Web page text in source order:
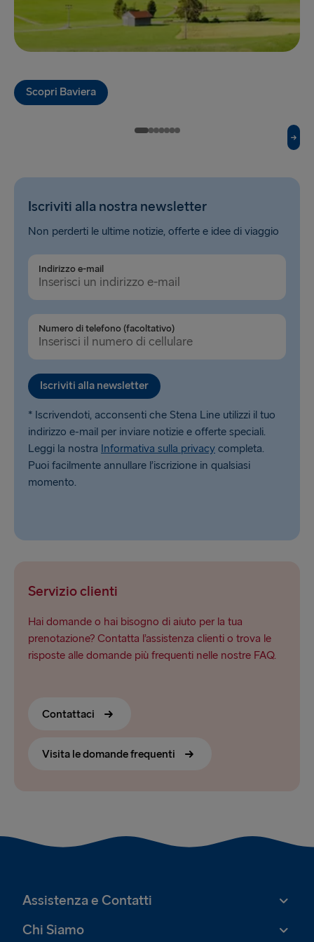
Hook of Holland → Harwich
Karlskrona → Gdynia
Kiel → Gothenburg
Trelleborg → Rostock
Travemünde → Liepāja
Scopri Baviera
Iscriviti alla nostra newsletter
Non perderti le ultime notizie, offerte e idee di viaggio
Indirizzo e-mail
Numero di telefono (facoltativo)
Iscriviti alla newsletter
* Iscrivendoti, acconsenti che Stena Line utilizzi il tuo
indirizzo e-mail per inviare notizie e offerte speciali.
Leggi la nostra Informativa sulla privacy completa.
Puoi facilmente annullare l’iscrizione in qualsiasi
momento.
Servizio clienti
Hai domande o hai bisogno di aiuto per la tua
prenotazione? Contatta l’assistenza clienti o trova le
risposte alle domande più frequenti nelle nostre FAQ.
Contattaci
Visita le domande frequenti
Assistenza e Contatti
Chi Siamo